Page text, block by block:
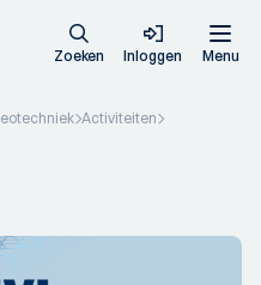
Zoeken Inloggen Menu
Activiteiten